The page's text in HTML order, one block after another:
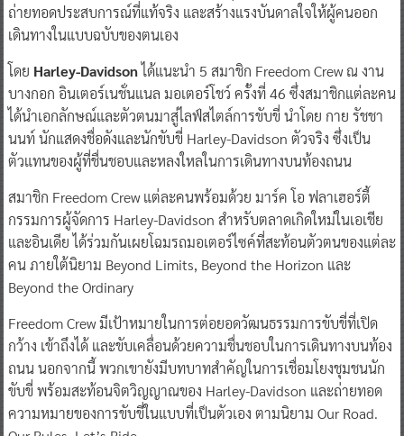
ถ่ายทอดประสบการณ์ที่แท้จริง และสร้างแรงบันดาลใจให้ผู้คนออก
เดินทางในแบบฉบับของตนเอง
โดย Harley-Davidsonได้แนะนำ 5 สมาชิก Freedom Crew ณ งาน
บางกอก อินเตอร์เนชั่นแนล มอเตอร์โชว์ ครั้งที่ 46 ซึ่งสมาชิกแต่ละคน
ได้นำเอกลักษณ์และตัวตนมาสู่ไลฟ์สไตล์การขับขี่ นำโดย กาย รัชชา
นนท์ นักแสดงชื่อดังและนักขับขี่ Harley-Davidson ตัวจริง ซึ่งเป็น
ตัวแทนของผู้ที่ชื่นชอบและหลงใหลในการเดินทางบนท้องถนน
สมาชิก Freedom Crew แต่ละคนพร้อมด้วย มาร์ค โอ ฟลาเฮอร์ตี้
กรรมการผู้จัดการ Harley-Davidson สำหรับตลาดเกิดใหม่ในเอเชีย
และอินเดีย ได้ร่วมกันเผยโฉมรถมอเตอร์ไซค์ที่สะท้อนตัวตนของแต่ละ
คน ภายใต้นิยาม Beyond Limits, Beyond the Horizon และ
Beyond the Ordinary
Freedom Crew มีเป้าหมายในการต่อยอดวัฒนธรรมการขับขี่ที่เปิด
กว้าง เข้าถึงได้ และขับเคลื่อนด้วยความชื่นชอบในการเดินทางบนท้อง
ถนน นอกจากนี้ พวกเขายังมีบทบาทสำคัญในการเชื่อมโยงชุมชนนัก
ขับขี่ พร้อมสะท้อนจิตวิญญาณของ Harley-Davidson และถ่ายทอด
ความหมายของการขับขี่ในแบบที่เป็นตัวเอง ตามนิยาม Our Road.